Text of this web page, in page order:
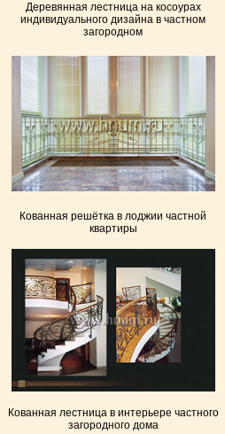
Деревянная лестница на косоурах
индивидуального дизайна в частном
загородном
Кованная решётка в лоджии частной
квартиры
Кованная лестница в интерьере частного
загородного дома